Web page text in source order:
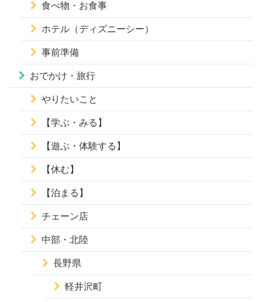
食べ物・お食事
ホテル（ディズニーシー）
事前準備
おでかけ・旅行
やりたいこと
【学ぶ・みる】
【遊ぶ・体験する】
【休む】
【泊まる】
チェーン店
中部・北陸
長野県
軽井沢町